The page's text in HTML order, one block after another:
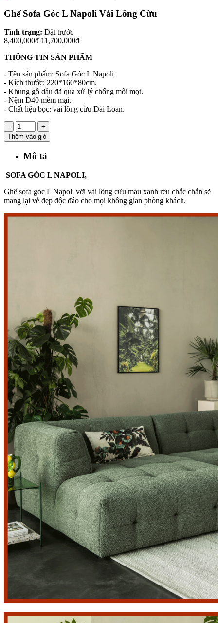
Ghế Sofa Góc L Napoli Vải Lông Cừu
Tình trạng: Đặt trước
8,400,000đ 11,700,000đ
THÔNG TIN SẢN PHẨM
- Tên sản phẩm: Sofa Góc L Napoli.
- Kích thước: 220*160*80cm.
- Khung gỗ dầu đã qua xử lý chống mối mọt.
- Nệm D40 mềm mại.
- Chất liệu bọc: vải lông cừu Đài Loan.
-
+
Thêm vào giỏ
Mô tả
SOFA GÓC L NAPOLI,
Ghế sofa góc L Napoli với vải lông cừu màu xanh rêu chắc chắn sẽ
mang lại vẻ đẹp độc đáo cho mọi không gian phòng khách.